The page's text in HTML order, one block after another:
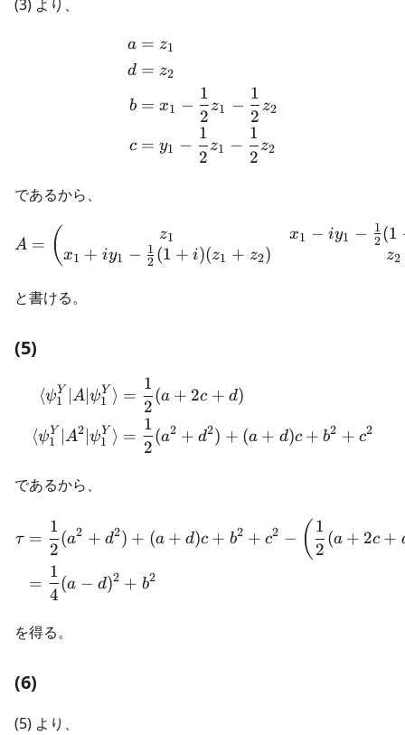
(3) より、
a
d
b
c
= z1
= z2
= x1 −
2
1
z1 −
2
1
z2
= y1 −
2
1
z1 −
2
1
z2
であるから、
\begin{aligned} A &=
A = ( z1
x1 + iy1 − 2
1 (1 + i)(z1 + z2)
x1 − iy1 − 2
1 (1
z2
と書ける。
(5)
\begin{aligned} \langle
⟨ψ1
Y A∣ ψ1
Y ⟩
⟨ψ1
Y A2 ψ1
Y ⟩
=
2
1
(a + 2c + d)
=
2
1
(a2 + d2) + (a + d)c + b2 + c2
であるから、
\begin{aligned} \tau
τ =
2
1
(a2 + d2) + (a + d)c + b2 + c2 − ( 2
1
(a + 2c +
=
4
1
(a − d)2 + b2
を得る。
(6)
(5) より、